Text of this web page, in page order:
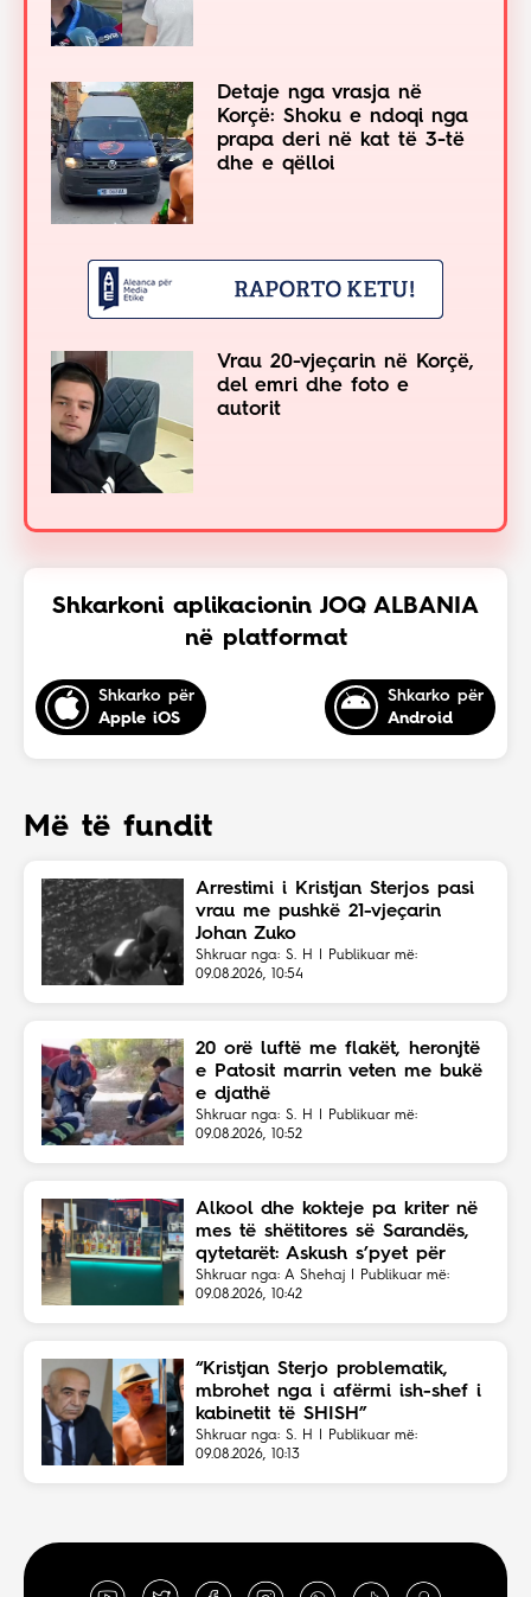
Detaje nga vrasja në
Korçë: Shoku e ndoqi nga
prapa deri në kat të 3-të
dhe e qëlloi
Vrau 20-vjeçarin në Korçë,
del emri dhe foto e
autorit
Shkarkoni aplikacionin JOQ ALBANIA
në platformat
Shkarko për
Apple iOS
Shkarko për
Android
Më të fundit
Arrestimi i Kristjan Sterjos pasi
vrau me pushkë 21-vjeçarin
Johan Zuko
Shkruar nga: S. H | Publikuar më:
09.08.2026, 10:54
20 orë luftë me flakët, heronjtë
e Patosit marrin veten me bukë
e djathë
Shkruar nga: S. H | Publikuar më:
09.08.2026, 10:52
Alkool dhe kokteje pa kriter në
mes të shëtitores së Sarandës,
qytetarët: Askush s’pyet për
moshën
Shkruar nga: A Shehaj | Publikuar më:
09.08.2026, 10:42
“Kristjan Sterjo problematik,
mbrohet nga i afërmi ish-shef i
kabinetit të SHISH”
Shkruar nga: S. H | Publikuar më:
09.08.2026, 10:13